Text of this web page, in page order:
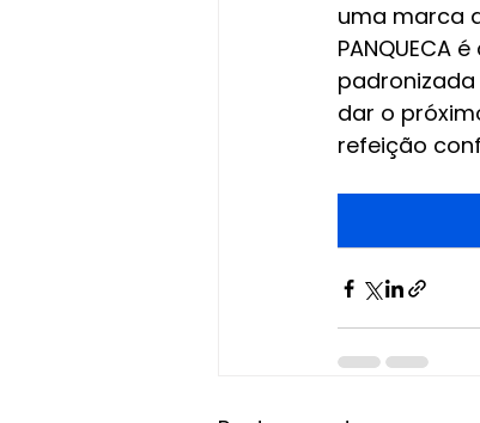
uma marca
PANQUECA
dar o
refeição